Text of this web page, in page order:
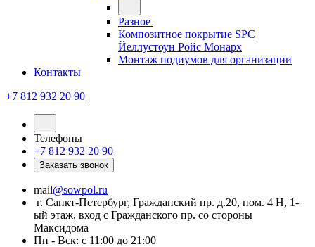
Разное
Композитное покрытие SPC
Йеллустоун Ройс Монарх
Монтаж подиумов для организации
Контакты
+7 812 932 20 90
Телефоны
+7 812 932 20 90
Заказать звонок
mail@sowpol.ru
г. Санкт-Петербург, Гражданский пр. д.20, пом. 4 Н, 1-
ый этаж, вход с Гражданского пр. со стороны
Максидома
Пн - Вск: с 11:00 до 21:00